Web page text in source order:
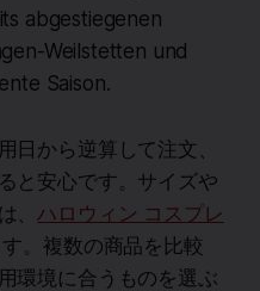
abgestiegenen
Weilstetten und
Saison.
日から逆算して注文、
と安心です。サイズや
、 ハロウィン コスプレ
。複数の商品を比較
環境に合うものを選ぶ